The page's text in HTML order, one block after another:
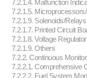
7.2.1.4. Malfunction
7.2.1.5.
7.2.1.9. Solenoids/Relays
7.2.1.7. Printed Circuit
7.2.1.8. Voltage
7.2.1.9. Others
7.2.2. Continuous
7.2.2.1. Comprehensive
7.2.2.2. Fuel System